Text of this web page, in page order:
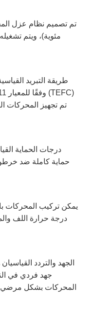
طريقة التبريد
تم تجهيز المحركات
حماية كاملة ضد
درجة حرارة اللف